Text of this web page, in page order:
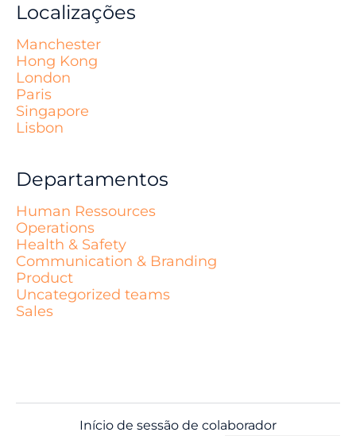
Localizações
Manchester
Hong Kong
London
Paris
Singapore
Lisbon
Departamentos
Human Ressources
Operations
Health & Safety
Communication & Branding
Product
Uncategorized teams
Sales
Início de sessão de colaborador